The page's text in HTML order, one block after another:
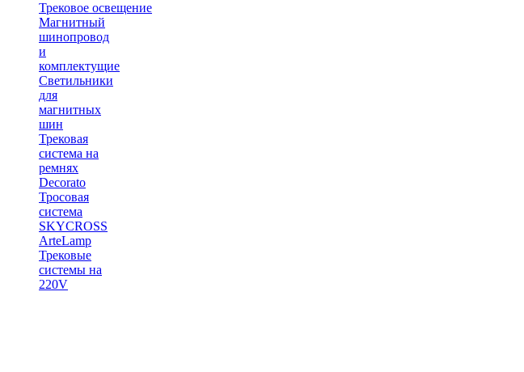
Трековое освещение
Магнитный
шинопровод
и
комплектущие
Светильники
для
магнитных
шин
Трековая
система на
ремнях
Decorato
Тросовая
система
SKYCROSS
ArteLamp
Трековые
системы на
220V